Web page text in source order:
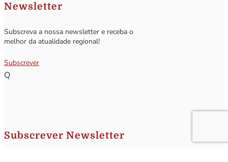
Newsletter
Subscreva a nossa newsletter e receba o
melhor da atualidade regional!
Subscrever
Q
Subscrever Newsletter